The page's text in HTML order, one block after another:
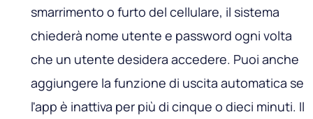
smarrimento o furto del cellulare, il sistema
chiederà nome utente e password ogni volta
che un utente desidera accedere. Puoi anche
aggiungere la funzione di uscita automatica se
l'app è inattiva per più di cinque o dieci minuti. Il